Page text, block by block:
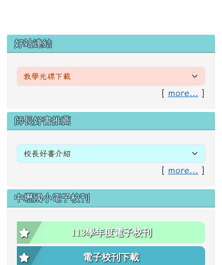
左邊區域內容
好站連結
[ more... ]
右邊區域內容
師長好書推薦
[ more... ]
中壢國小電子校刊
113學年度電子校刊
電子校刊下載